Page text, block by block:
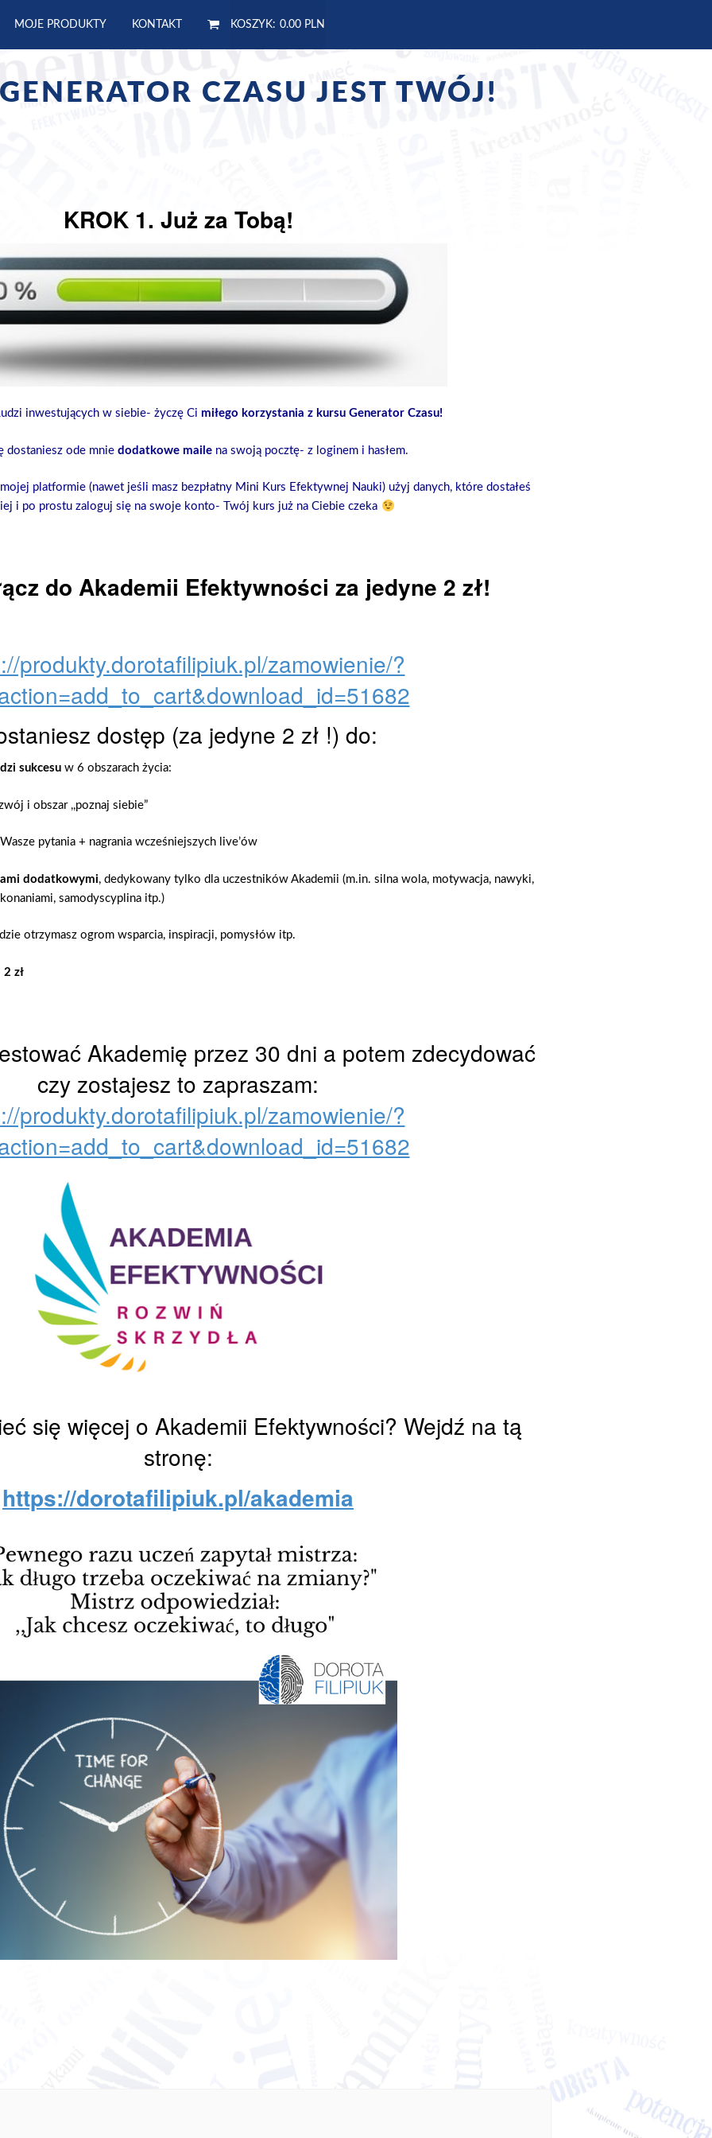
MOJE PRODUKTY KONTAKT KOSZYK: 0.00 PLN
CZASU JEST TWÓJ!
KROK 1. Już za Tobą!
inwestujących w siebie- życzę Ci miłego korzystania z kursu Generator Czasu!
dostaniesz ode mnie dodatkowe maile na swoją pocztę- z loginem i hasłem.
platformie (nawet jeśli masz bezpłatny Mini Kurs Efektywnej Nauki) użyj danych, które dostałeś
i po prostu zaloguj się na swoje konto- Twój kurs już na Ciebie czeka
do Akademii Efektywności za jedyne 2 zł!
produkty.dorotafilipiuk.pl/zamowienie/?
dostęp (za jedyne 2 zł !) do:
sukcesu w 6 obszarach życia:
i obszar ,,poznaj siebie”
pytania + nagrania wcześniejszych live’ów
dodatkowymi, dedykowany tylko dla uczestników Akademii (m.in. silna wola, motywacja, nawyki,
samodyscyplina itp.)
otrzymasz ogrom wsparcia, inspiracji, pomysłów itp.
2 zł
Akademię przez 30 dni a potem zdecydować
czy zostajesz to zapraszam:
produkty.dorotafilipiuk.pl/zamowienie/?
się więcej o Akademii Efektywności? Wejdź na tą
stronę:
https://dorotafilipiuk.pl/akademia